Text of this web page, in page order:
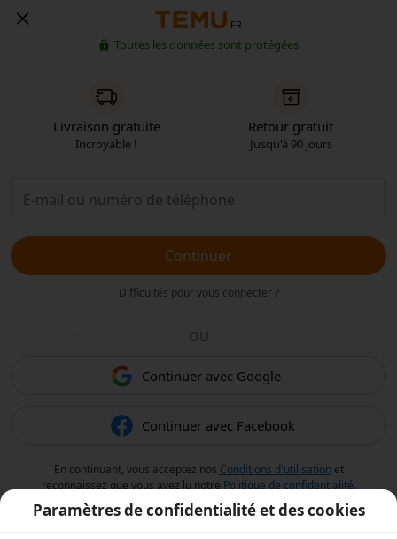
FR
Toutes les données sont protégées
Livraison gratuite
Incroyable !
Retour gratuit
Jusqu'à 90 jours
Continuer
Difficultés pour vous connecter ?
OU
Continuer avec Google
Continuer avec Facebook
En continuant, vous acceptez nos Conditions d'utilisation et
reconnaissez que vous avez lu notre Politique de confidentialité.
Paramètres de confidentialité et des cookies